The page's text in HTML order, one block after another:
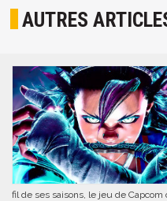
AUTRES
fil de ses saisons, le jeu de Capcom